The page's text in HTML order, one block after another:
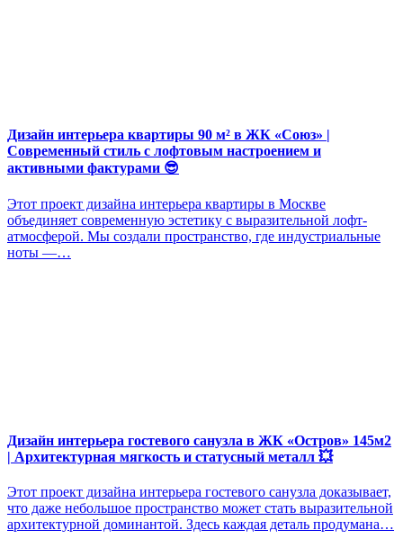
Дизайн интерьера квартиры 90 м² в ЖК «Союз» |
Современный стиль с лофтовым настроением и
активными фактурами 😎
Этот проект дизайна интерьера квартиры в Москве
объединяет современную эстетику с выразительной лофт-
атмосферой. Мы создали пространство, где индустриальные
ноты —…
Дизайн интерьера гостевого санузла в ЖК «Остров» 145м2
| Архитектурная мягкость и статусный металл 💥
Этот проект дизайна интерьера гостевого санузла доказывает,
что даже небольшое пространство может стать выразительной
архитектурной доминантой. Здесь каждая деталь продумана…